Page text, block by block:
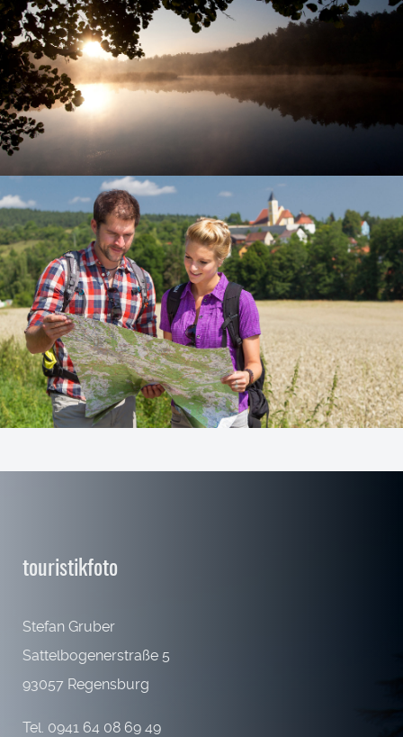
touristikfoto
Stefan Gruber
Sattelbogenerstraße 5
93057 Regensburg
Tel. 0941 64 08 69 49